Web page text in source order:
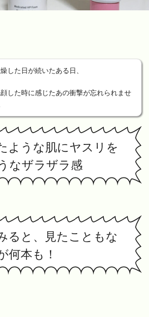
した日が続いたある日、
した時に感じたあの衝撃が忘れられませ
ような肌にヤスリを
なザラザラ感
ると、見たこともな
何本も！